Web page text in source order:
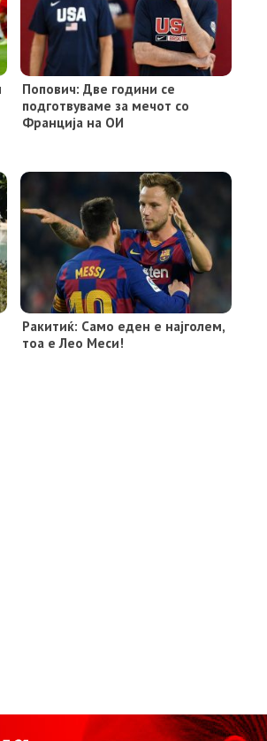
Попович: Две години се
подготвуваме за мечот со
Франција на ОИ
Ракитиќ: Само еден е најголем,
тоа е Лео Меси!